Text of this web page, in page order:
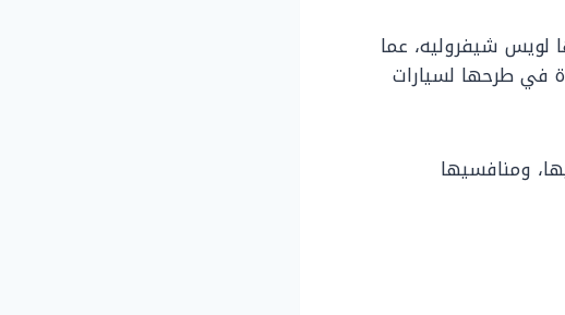
لويس شيفروليه، عما
في طرحها لسيارات
ومميزاتها وعيوبها، ومنافسيها